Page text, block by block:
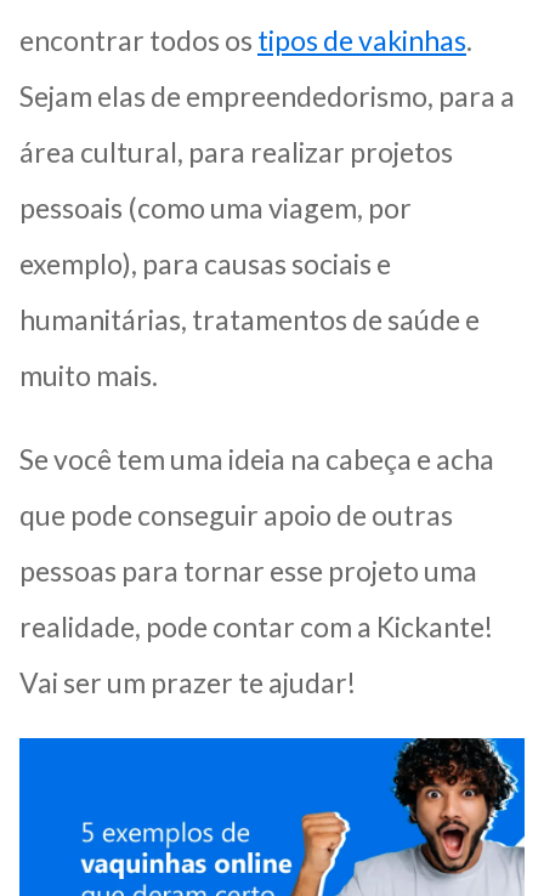
encontrar todos os tipos de vakinhas.
Sejam elas de empreendedorismo, para a
área cultural, para realizar projetos
pessoais (como uma viagem, por
exemplo), para causas sociais e
humanitárias, tratamentos de saúde e
muito mais.
Se você tem uma ideia na cabeça e acha
que pode conseguir apoio de outras
pessoas para tornar esse projeto uma
realidade, pode contar com a Kickante!
Vai ser um prazer te ajudar!